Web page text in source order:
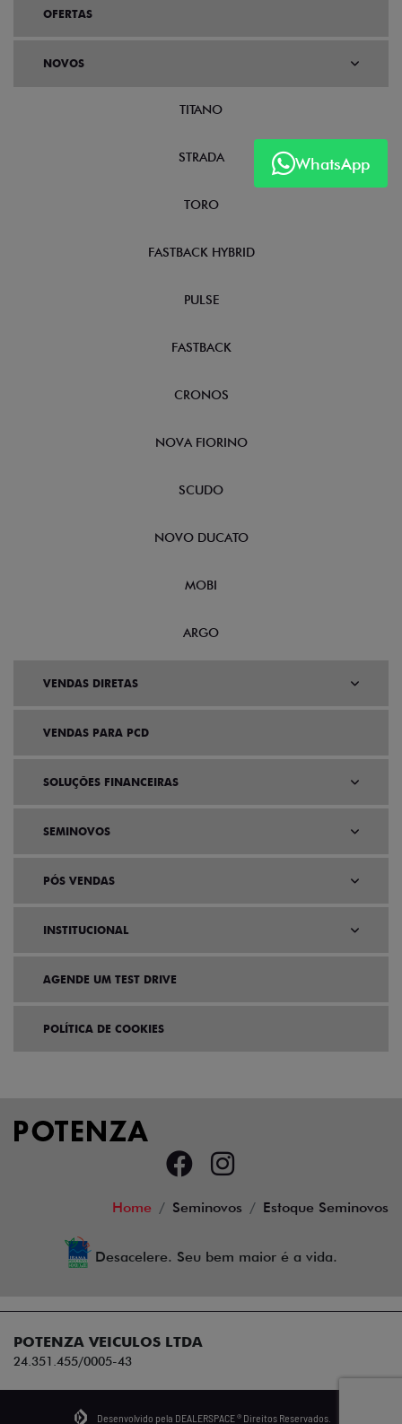
WhatsApp
OFERTAS
NOVOS
TITANO
STRADA
TORO
FASTBACK HYBRID
PULSE
FASTBACK
CRONOS
NOVA FIORINO
SCUDO
NOVO DUCATO
MOBI
ARGO
VENDAS DIRETAS
VENDAS PARA PCD
SOLUÇÕES FINANCEIRAS
SEMINOVOS
PÓS VENDAS
INSTITUCIONAL
AGENDE UM TEST DRIVE
POLÍTICA DE COOKIES
Home Seminovos Estoque Seminovos
Desacelere. Seu bem maior é a vida.
POTENZA VEICULOS LTDA
24.351.455/0005-43
Desenvolvido pela DEALERSPACE ® Direitos Reservados.